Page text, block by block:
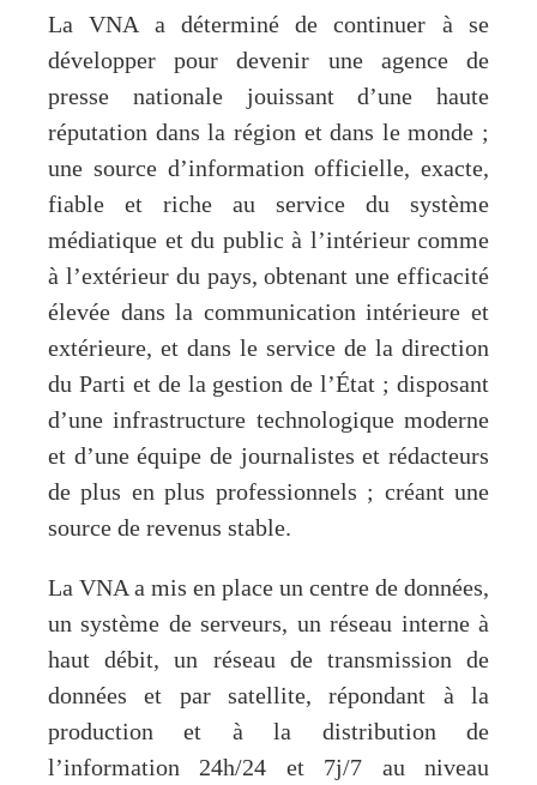
La VNA a déterminé de continuer à se
développer pour devenir une agence de
presse nationale jouissant d’une haute
réputation dans la région et dans le monde ;
une source d’information officielle, exacte,
fiable et riche au service du système
médiatique et du public à l’intérieur comme
à l’extérieur du pays, obtenant une efficacité
élevée dans la communication intérieure et
extérieure, et dans le service de la direction
du Parti et de la gestion de l’État ; disposant
d’une infrastructure technologique moderne
et d’une équipe de journalistes et rédacteurs
de plus en plus professionnels ; créant une
source de revenus stable.
La VNA a mis en place un centre de données,
un système de serveurs, un réseau interne à
haut débit, un réseau de transmission de
données et par satellite, répondant à la
production et à la distribution de
l’information 24h/24 et 7j/7 au niveau